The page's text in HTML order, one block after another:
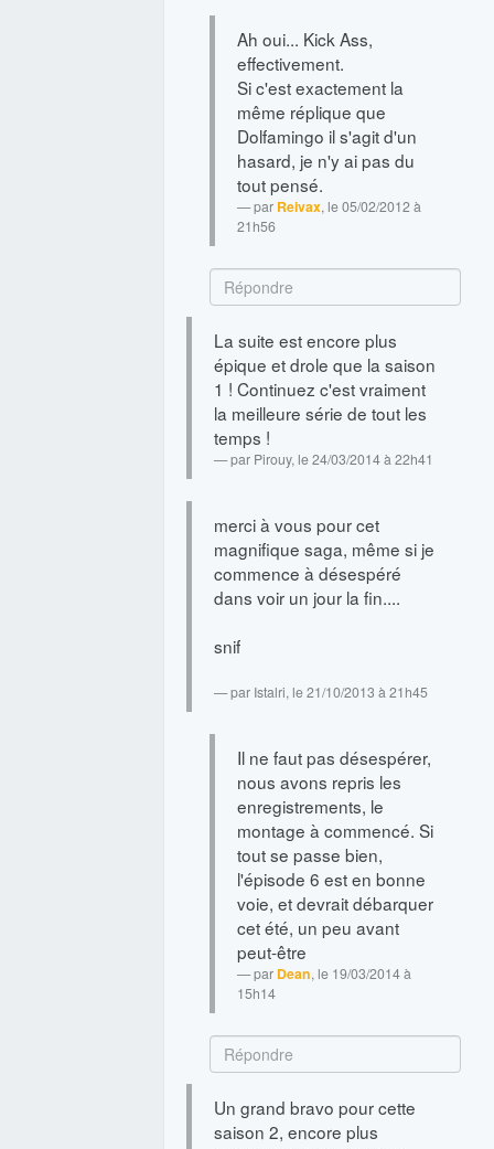
Ah oui... Kick Ass,
effectivement.
Si c'est exactement la
même réplique que
Dolfamingo il s'agit d'un
hasard, je n'y ai pas du
tout pensé.
par Reivax, le 05/02/2012 à
21h56
La suite est encore plus
épique et drole que la saison
1 ! Continuez c'est vraiment
la meilleure série de tout les
temps !
par Pirouy, le 24/03/2014 à 22h41
merci à vous pour cet
magnifique saga, même si je
commence à désespéré
dans voir un jour la fin....
snif
par Istalri, le 21/10/2013 à 21h45
Il ne faut pas désespérer,
nous avons repris les
enregistrements, le
montage à commencé. Si
tout se passe bien,
l'épisode 6 est en bonne
voie, et devrait débarquer
cet été, un peu avant
peut-être
par Dean, le 19/03/2014 à
15h14
Un grand bravo pour cette
saison 2, encore plus